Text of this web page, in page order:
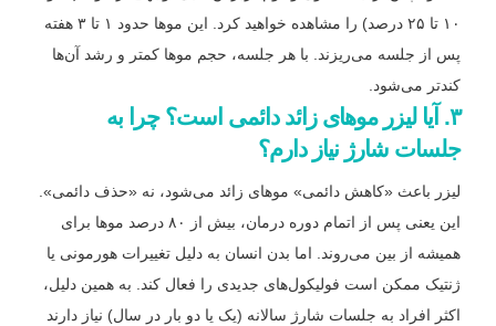
۱۰ تا ۲۵ درصد) را مشاهده خواهید کرد. این موها حدود ۱ تا ۳ هفته
پس از جلسه می‌ریزند. با هر جلسه، حجم موها کمتر و رشد آن‌ها
کندتر می‌شود.
۳.
آیا لیزر موهای زائد دائمی است؟ چرا به
جلسات شارژ نیاز دارم؟
لیزر باعث «کاهش دائمی» موهای زائد می‌شود، نه «حذف دائمی».
این یعنی پس از اتمام دوره درمان، بیش از ۸۰ درصد موها برای
همیشه از بین می‌روند. اما بدن انسان به دلیل تغییرات هورمونی یا
ژنتیک ممکن است فولیکول‌های جدیدی را فعال کند. به همین دلیل،
اکثر افراد به جلسات شارژ سالانه (یک یا دو بار در سال) نیاز دارند